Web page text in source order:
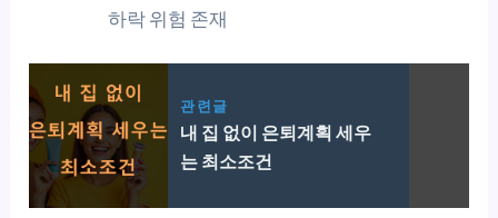
하락 위험 존재
관련글
내 집 없이 은퇴계획 세우
는 최소조건